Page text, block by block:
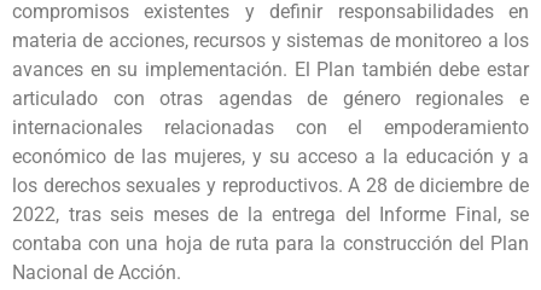
compromisos existentes y definir responsabilidades en
materia de acciones, recursos y sistemas de monitoreo a los
avances en su implementación. El Plan también debe estar
articulado con otras agendas de género regionales e
internacionales relacionadas con el empoderamiento
económico de las mujeres, y su acceso a la educación y a
los derechos sexuales y reproductivos. A 28 de diciembre de
2022, tras seis meses de la entrega del Informe Final, se
contaba con una hoja de ruta para la construcción del Plan
Nacional de Acción.